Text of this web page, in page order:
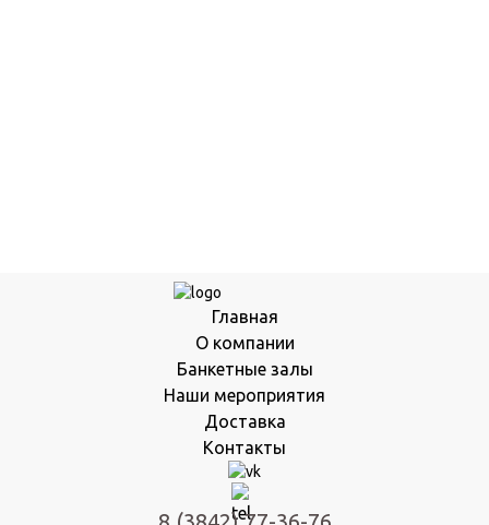
Главная
О компании
Банкетные залы
Наши мероприятия
Доставка
Контакты